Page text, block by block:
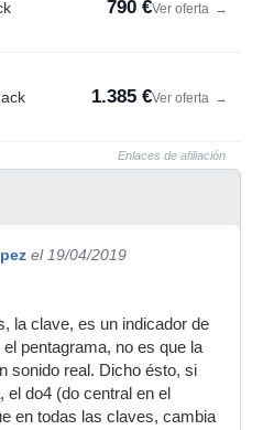
790 €Ver oferta →
1.385 €Ver oferta →
Enlaces de afiliación
el 19/04/2019
la clave, es un indicador de
pentagrama, no es que la
sonido real. Dicho ésto, si
do4 (do central en el
en todas las claves, cambia